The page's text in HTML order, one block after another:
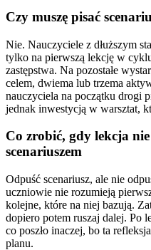
Czy muszę pisać
Nie. Nauczyciele z dłuższym
tylko na pierwszą lekcję w
zastępstwa. Na pozostałe
celem, dwiema lub trzema
nauczyciela na początku drogi
jednak inwestycją w warsztat,
Co zrobić, gdy lekcja
scenariuszem
Odpuść scenariusz, ale nie
uczniowie nie rozumieją
kolejne, które na niej bazują.
dopiero potem ruszaj dalej. Po
co poszło inaczej, bo ta
planu.